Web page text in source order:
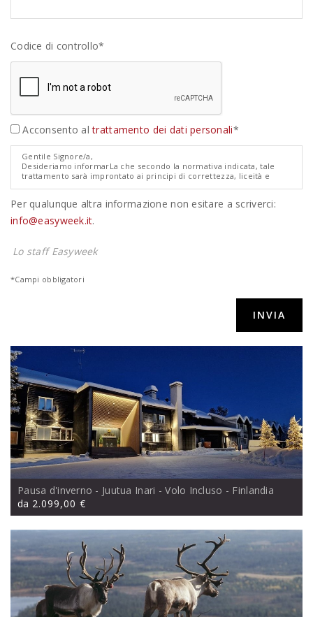
Codice di controllo*
Acconsento altrattamento dei dati personali*
Gentile Signore/a,
Desideriamo informarLa che secondo la normativa indicata, tale
trattamento sarà improntato ai principi di correttezza, liceità e
relativo alla protezione dei dati personali ("GDPR"), pertanto, Le
forniamo le seguenti informazioni:
1. I dati da Lei forniti verranno trattati per le seguenti finalità:
3. Il conferimento dei dati è obbligatorio e l'eventuale rifiuto di
4. I dati non saranno comunicati ad altri soggetti, né saranno oggetto
Per qualunque altra informazione non esitare a scriverci:
info@easyweek.it.
Lo staff Easyweek
*Campi obbligatori
Pausa d'inverno - Juutua Inari - Volo Incluso - Finlandia
da 2.099,00 €